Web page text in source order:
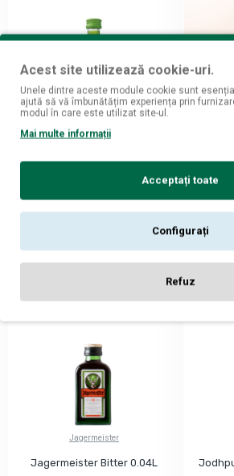
G'Vine
G Vine Floraison Gin 0.05L
99
ADAUGĂ ÎN COŞ
Jagermeister
Jagermeister Bitter 0.04L
Acest site utilizează cookie-uri.
Unele dintre aceste module cookie sunt
ajută să vă îmbunătățim experiența prin
modul în care este utilizat site-ul.
Mai multe informații
Acceptați toate
Configurați
Refuz